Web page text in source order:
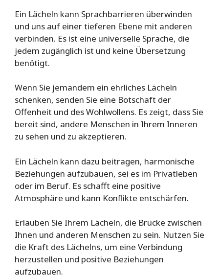
Ein Lächeln kann Sprachbarrieren überwinden
und uns auf einer tieferen Ebene mit anderen
verbinden. Es ist eine universelle Sprache, die
jedem zugänglich ist und keine Übersetzung
benötigt.
Wenn Sie jemandem ein ehrliches Lächeln
schenken, senden Sie eine Botschaft der
Offenheit und des Wohlwollens. Es zeigt, dass Sie
bereit sind, andere Menschen in Ihrem Inneren
zu sehen und zu akzeptieren.
Ein Lächeln kann dazu beitragen, harmonische
Beziehungen aufzubauen, sei es im Privatleben
oder im Beruf. Es schafft eine positive
Atmosphäre und kann Konflikte entschärfen.
Erlauben Sie Ihrem Lächeln, die Brücke zwischen
Ihnen und anderen Menschen zu sein. Nutzen Sie
die Kraft des Lächelns, um eine Verbindung
herzustellen und positive Beziehungen
aufzubauen.